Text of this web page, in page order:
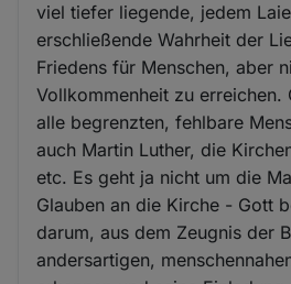
viel tiefer liegende, jedem
erschließende Wahrheit der
Friedens für Menschen, aber
Vollkommenheit zu erreichen.
alle begrenzten, fehlbare
auch Martin Luther, die
etc. Es geht ja nicht um die
Glauben an die Kirche - Gott
darum, aus dem Zeugnis der
andersartigen,